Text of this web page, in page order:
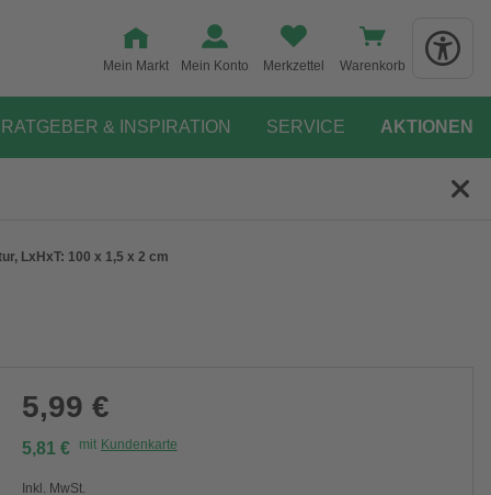
Mein Markt Mein Konto Merkzettel Warenkorb
RATGEBER & INSPIRATION SERVICE AKTIONEN
LxHxT: 100 x 1,5 x 2 cm
5,99 €
5,81 € mit Kundenkarte
Inkl. MwSt.